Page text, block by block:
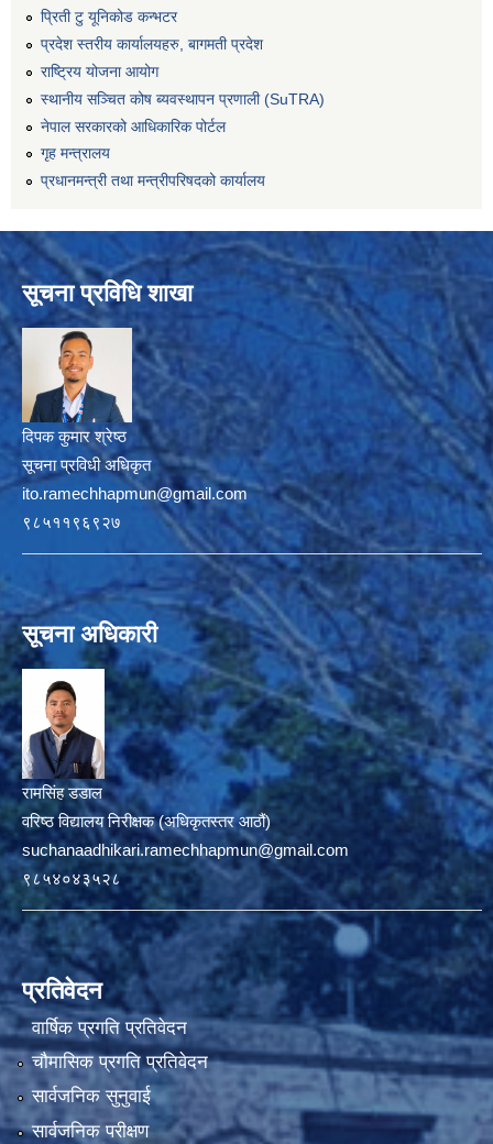
प्रिती टु यूनिकोड कन्भटर
प्रदेश स्तरीय कार्यालयहरु, बागमती प्रदेश
राष्ट्रिय योजना आयोग
स्थानीय सञ्चित कोष ब्यवस्थापन प्रणाली (SuTRA)
नेपाल सरकारको आधिकारिक पोर्टल
गृह मन्त्रालय
प्रधानमन्त्री तथा मन्त्रीपरिषदको कार्यालय
सूचना प्रविधि शाखा
दिपक कुमार श्रेष्ठ
सूचना प्रविधी अधिकृत
ito.ramechhapmun@gmail.com
९८५११९६९२७
सूचना अधिकारी
रामसिंह डडाल
वरिष्ठ विद्यालय निरीक्षक (अधिकृतस्तर आठौं)
suchanaadhikari.ramechhapmun@gmail.com
९८५४०४३५२८
प्रतिवेदन
वार्षिक प्रगति प्रतिवेदन
चौमासिक प्रगति प्रतिवेदन
सार्वजनिक सुनुवाई
सार्वजनिक परीक्षण